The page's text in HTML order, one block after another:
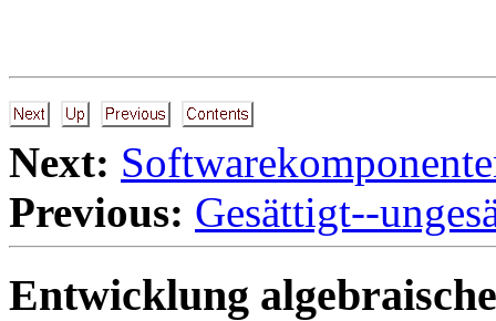
Next:
Previous: Gesättigt--
Entwicklung